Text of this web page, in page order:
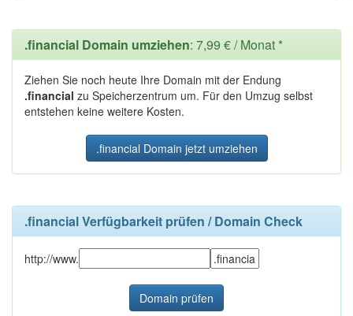
.financial Domain umziehen: 7,99 € / Monat *
Ziehen Sie noch heute Ihre Domain mit der Endung
.financial zu Speicherzentrum um. Für den Umzug selbst
entstehen keine weitere Kosten.
.financial Domain jetzt umziehen
.financial Verfügbarkeit prüfen / Domain Check
http://www.